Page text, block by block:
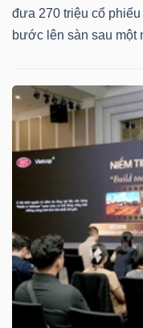
đưa 270 triệu cổ
bước lên sàn sau một